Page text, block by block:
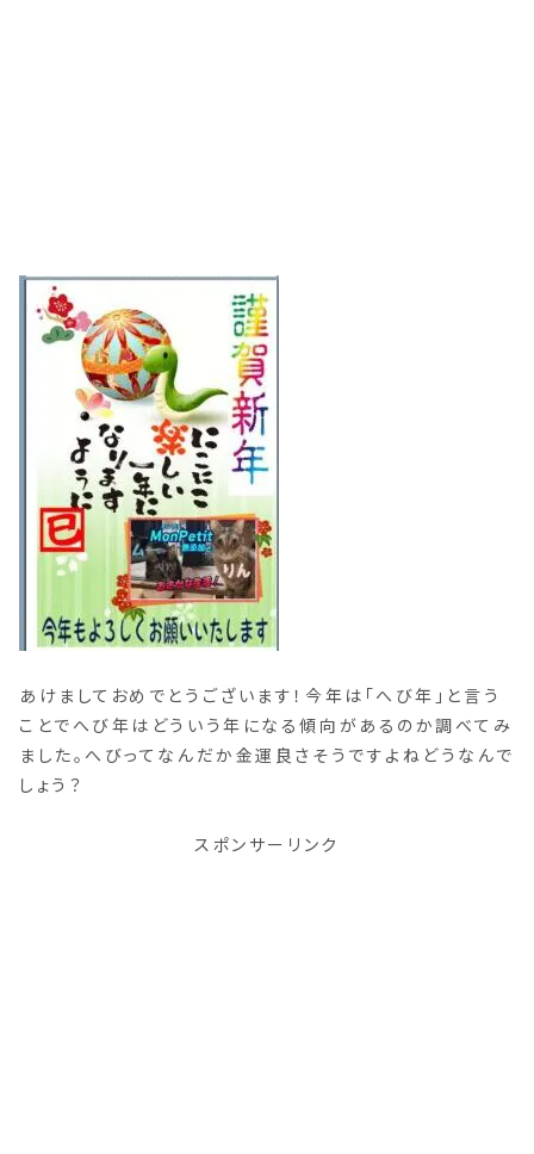
あけましておめでとうございます！今年は「へび年」と言う
ことでへび年はどういう年になる傾向があるのか調べてみ
ました。へびってなんだか金運良さそうですよねどうなんで
しょう？
スポンサーリンク